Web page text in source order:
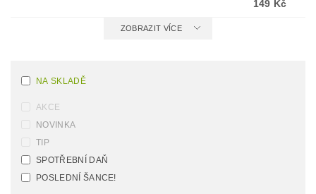
149 Kč
ZOBRAZIT VÍCE
NA SKLADĚ
AKCE
NOVINKA
TIP
SPOTŘEBNÍ DAŇ
POSLEDNÍ ŠANCE!